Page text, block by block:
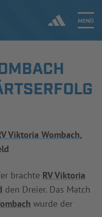
MENÜ
Jetzt einloggen
Viktoria Wombach,
brachte RV Viktoria
den Dreier. Das Match
wurde der